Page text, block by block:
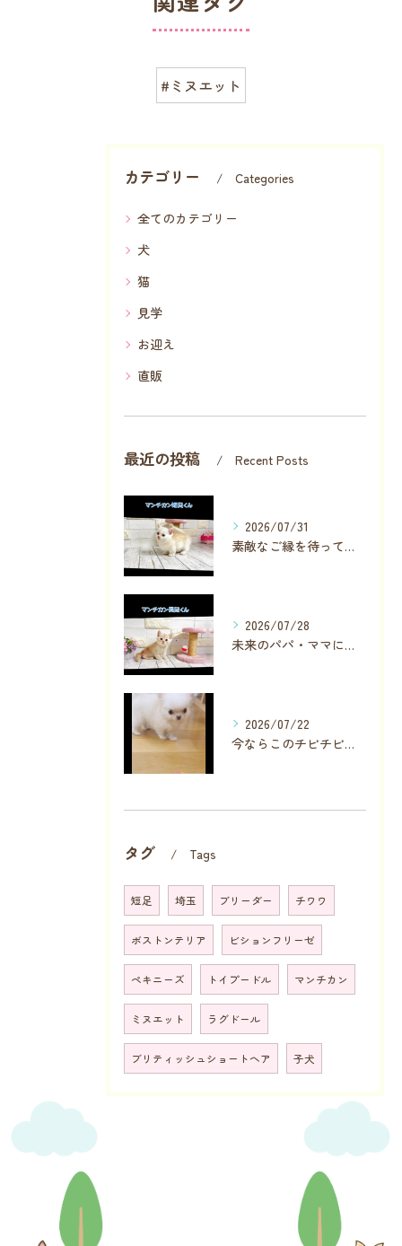
#ミヌエット
カテゴリー Categories
全てのカテゴリー
犬
猫
見学
お迎え
直販
最近の投稿 Recent Posts
2026/07/31
素敵なご縁を待っている子が数名います✨
2026/07/28
未来のパパ・ママに見つかりますように❣️
2026/07/22
今ならこのチビチビちゃんに直接会っていただけます
タグ Tags
短足 埼玉 ブリーダー チワワ
ボストンテリア ビションフリーゼ
ペキニーズ トイプードル マンチカン
ミヌエット ラグドール
ブリティッシュショートヘア 子犬